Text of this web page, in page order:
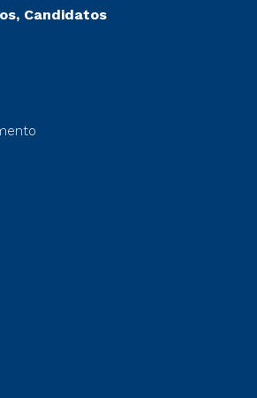
Candidatos